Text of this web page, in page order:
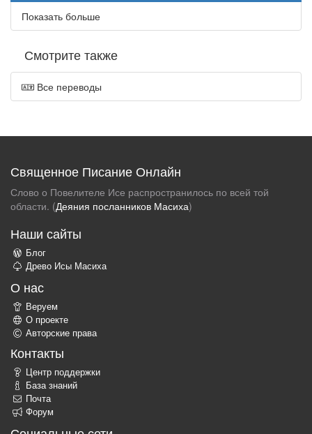
Показать больше
Смотрите также
Все переводы
Священное Писание Онлайн
Слово о Повелителе Исе распространилось по всей той
области. (Деяния посланников Масиха)
Наши сайты
Блог
Древо Исы Масиха
О нас
Веруем
О проекте
Авторские права
Контакты
Центр поддержки
База знаний
Почта
Форум